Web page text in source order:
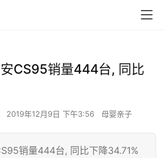
CS95销量444台, 同比
2019年12月9日 下午3:56 母婴亲子
销量444台, 同比下降34.71%